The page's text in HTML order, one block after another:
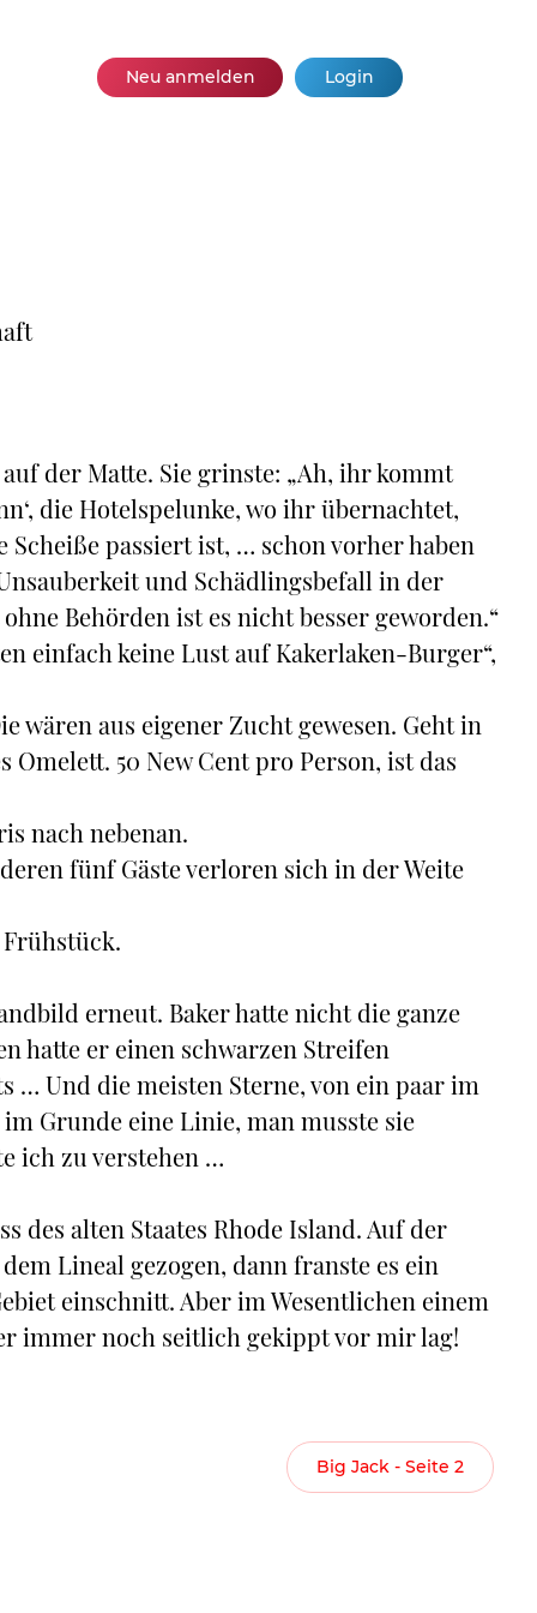
Neu anmelden Login
der Matte. Sie grinste: „Ah, ihr kommt
die Hotelspelunke, wo ihr übernachtet,
Scheiße passiert ist, … schon vorher haben
und Schädlingsbefall in der
Behörden ist es nicht besser geworden.“
einfach keine Lust auf Kakerlaken-Burger“,
wären aus eigener Zucht gewesen. Geht in
50 New Cent pro Person, ist das
nach nebenan.
fünf Gäste verloren sich in der Weite
erneut. Baker hatte nicht die ganze
hatte er einen schwarzen Streifen
… Und die meisten Sterne, von ein paar im
Grunde eine Linie, man musste sie
ich zu verstehen …
des alten Staates Rhode Island. Auf der
Lineal gezogen, dann franste es ein
einschnitt. Aber im Wesentlichen einem
immer noch seitlich gekippt vor mir lag!
Big Jack - Seite 2